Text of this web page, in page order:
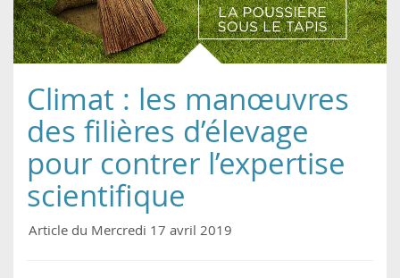
Climat : les manœuvres
des filières d’élevage
pour contrer l’expertise
scientifique
Article du Mercredi 17 avril 2019